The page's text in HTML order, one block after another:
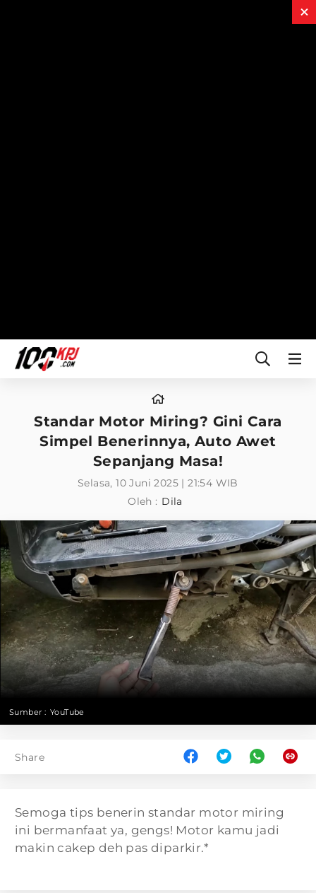
Standar Motor Miring? Gini Cara
Simpel Benerinnya, Auto Awet
Sepanjang Masa!
Selasa, 10 Juni 2025 | 21:54 WIB
Oleh : Dila
Sumber : YouTube
Share
Semoga tips benerin standar motor miring
ini bermanfaat ya, gengs! Motor kamu jadi
makin cakep deh pas diparkir.*